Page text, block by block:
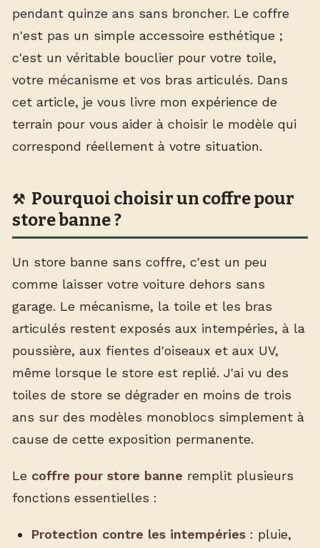
pendant quinze ans sans broncher. Le coffre
n'est pas un simple accessoire esthétique ;
c'est un véritable bouclier pour votre toile,
votre mécanisme et vos bras articulés. Dans
cet article, je vous livre mon expérience de
terrain pour vous aider à choisir le modèle qui
correspond réellement à votre situation.
Pourquoi choisir un coffre pour
store banne ?
Un store banne sans coffre, c'est un peu
comme laisser votre voiture dehors sans
garage. Le mécanisme, la toile et les bras
articulés restent exposés aux intempéries, à la
poussière, aux fientes d'oiseaux et aux UV,
même lorsque le store est replié. J'ai vu des
toiles de store se dégrader en moins de trois
ans sur des modèles monoblocs simplement à
cause de cette exposition permanente.
Le coffre pour store banne remplit plusieurs
fonctions essentielles :
Protection contre les intempéries: pluie,